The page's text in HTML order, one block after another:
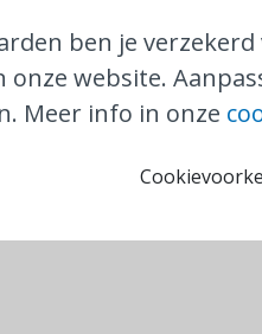
en tarieven van
van de NMBS.
de NMBS, of als
dan helpen wij
ben je verzekerd
website.
Meer info in onze